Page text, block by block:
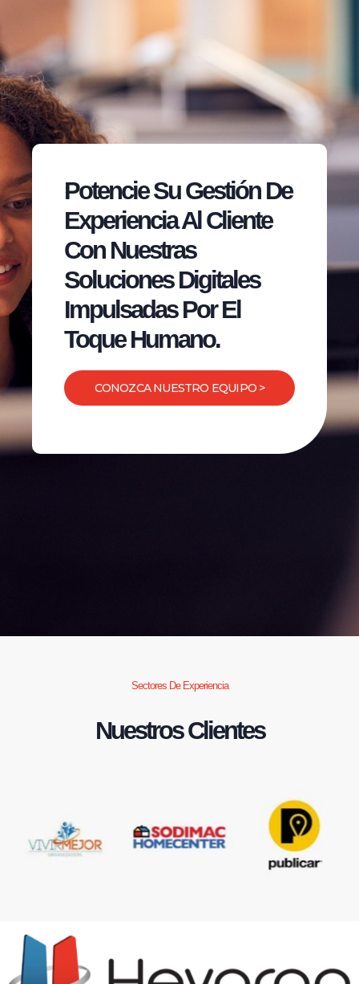
Potencie Su Gestión De
Experiencia Al Cliente
Con Nuestras
Soluciones Digitales
Impulsadas Por El
Toque Humano.
CONOZCA NUESTRO EQUIPO >
Sectores De Experiencia
Nuestros Clientes